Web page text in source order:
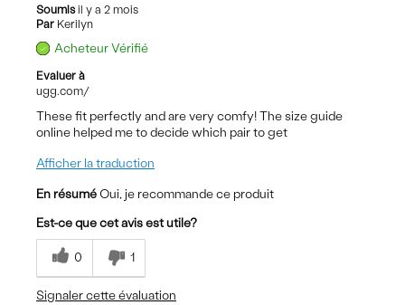
Soumisil y a 2 mois
Par Kerilyn
Acheteur Vérifié
Evaluer à
ugg.com/
These fit perfectly and are very comfy! The size guide
online helped me to decide which pair to get
Afficher la traduction
En résumé Oui, je recommande ce produit
Est-ce que cet avis est utile?
0 1
Signaler cette évaluation